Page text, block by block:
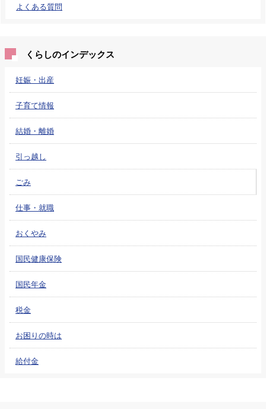
よくある質問
くらしのインデックス
妊娠・出産
子育て情報
結婚・離婚
引っ越し
ごみ
仕事・就職
おくやみ
国民健康保険
国民年金
税金
お困りの時は
給付金